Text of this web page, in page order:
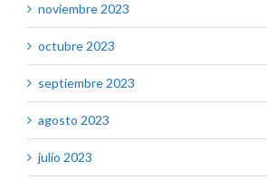
noviembre 2023
octubre 2023
septiembre 2023
agosto 2023
julio 2023